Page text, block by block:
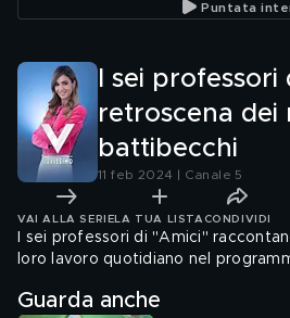
Puntata
I sei
retroscena dei
battibecchi
11 feb 2024 | Canale 5
VAI ALLA SERIE LA TUA LISTA CONDIVIDI
I sei professori di "Amici"
loro lavoro quotidiano nel
Guarda anche